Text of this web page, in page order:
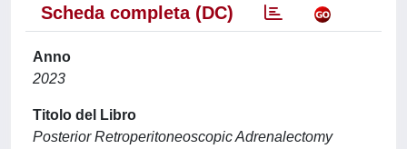
Scheda completa (DC)
Anno
2023
Titolo del Libro
Posterior Retroperitoneoscopic Adrenalectomy